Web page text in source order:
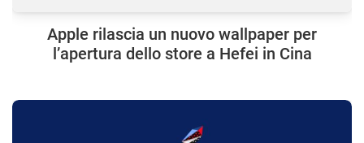
Apple rilascia un nuovo wallpaper per
l’apertura dello store a Hefei in Cina